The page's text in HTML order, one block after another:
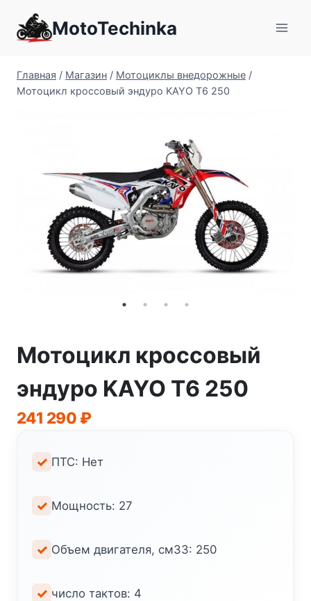
содержимому
MotoTechinka
Главная / Магазин / Мотоциклы внедорожные /
Мотоцикл кроссовый эндуро KAYO T6 250
Мотоцикл кроссовый
эндуро KAYO T6 250
241 290 ₽
ПТС: Нет
Мощность: 27
Объем двигателя, см33: 250
число тактов: 4